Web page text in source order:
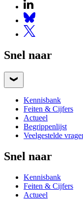
Snel naar
Kennisbank
Feiten & Cijfers
Actueel
Begrippenlijst
Veelgestelde
Snel naar
Kennisbank
Feiten & Cijfers
Actueel